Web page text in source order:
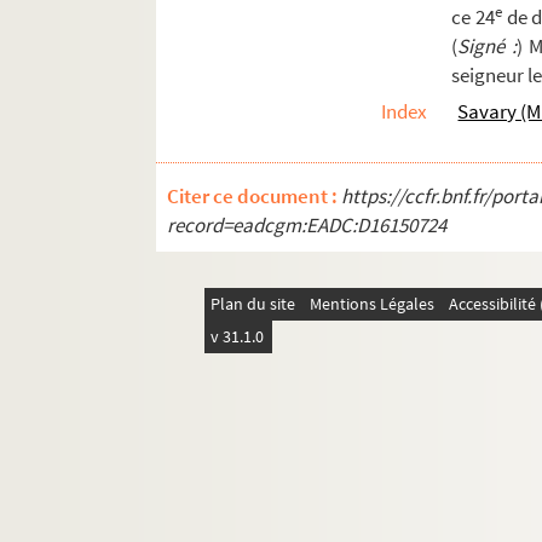
6 G 196. Pouillé de l'archidiaconé de Caen
6 G 197. [Titre absent ou non renseigné]
6 G 200. [Titre absent ou non renseigné]
6 G 201. Varia
6 G 202. « Cartulaire des Hauts-vicaires,
6 G 203. Procès entre le Chapitre et les Hauts-
6 G 204. Varia
6 G 205. « Le compte de la recepte et
ce 24e de
(Signé :)
seigneur
Index
Savary
Citer ce document : https://ccfr.bnf.fr/
record=eadcgm:EADC:D16150724
Plan du site Mentions Légales
v 31.1.0